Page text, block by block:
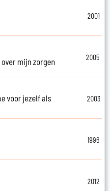
2001
over mijn zorgen
2005
voor jezelf als
2003
1996
2012